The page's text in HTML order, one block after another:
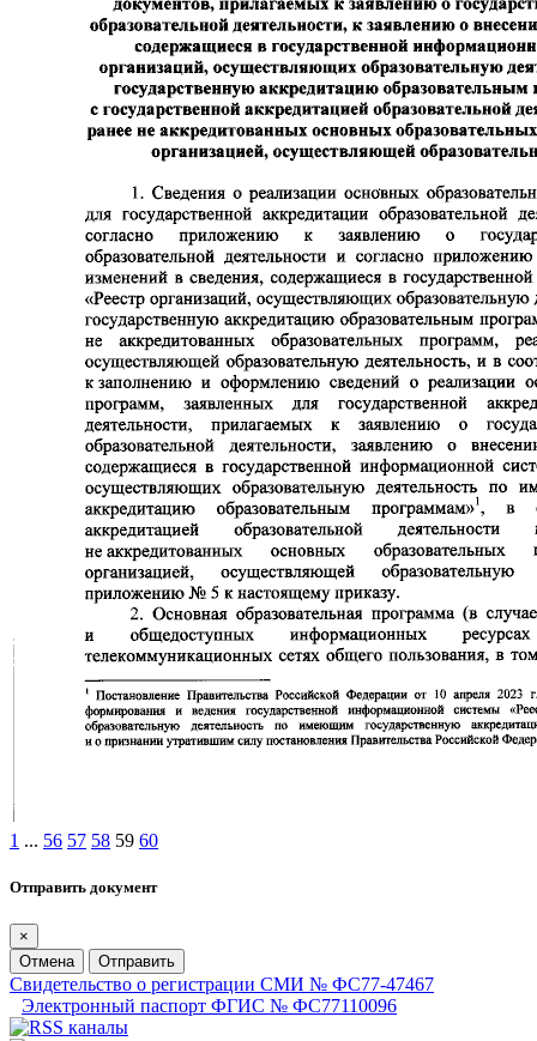
1 ... 56 57 58 59 60
Отправить документ
×
Отмена
Отправить
Свидетельство о регистрации СМИ № ФС77-47467
Электронный паспорт ФГИС № ФС77110096